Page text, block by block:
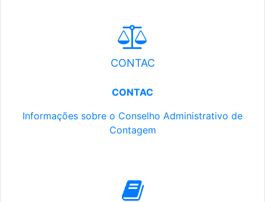
CONTAC
CONTAC
Informações sobre o Conselho Administrativo de
Contagem